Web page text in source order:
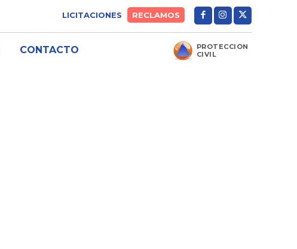
LICITACIONES RECLAMOS
CONTACTO
PROTECCIÓN
CIVIL